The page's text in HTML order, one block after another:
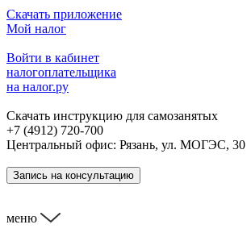
Скачать приложение
Мой налог
Войти в кабинет
налогоплательщика
на налог.ру
Скачать инструкцию для самозанятых
+7 (4912) 720-700
Центральный офис: Рязань, ул. МОГЭС, 30
Запись на консультацию
меню